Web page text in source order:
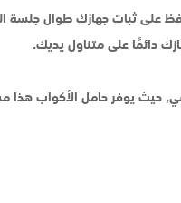
على ثبات جهازك طوال
دائمًا على متناول يديك.
يوفر حامل الأكواب هذا